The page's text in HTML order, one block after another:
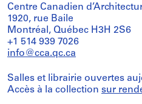
Centre Canadien
1920, rue Baile
Montréal, Québec H3H 2S6
+1 514 939 7026
info@cca.qc.ca
Salles et librairie ouvertes
Accès à la collection sur